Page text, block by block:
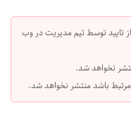
تایید توسط تیم مدیریت در وب
نخواهد شد.
مرتبط باشد منتشر نخواهد شد.